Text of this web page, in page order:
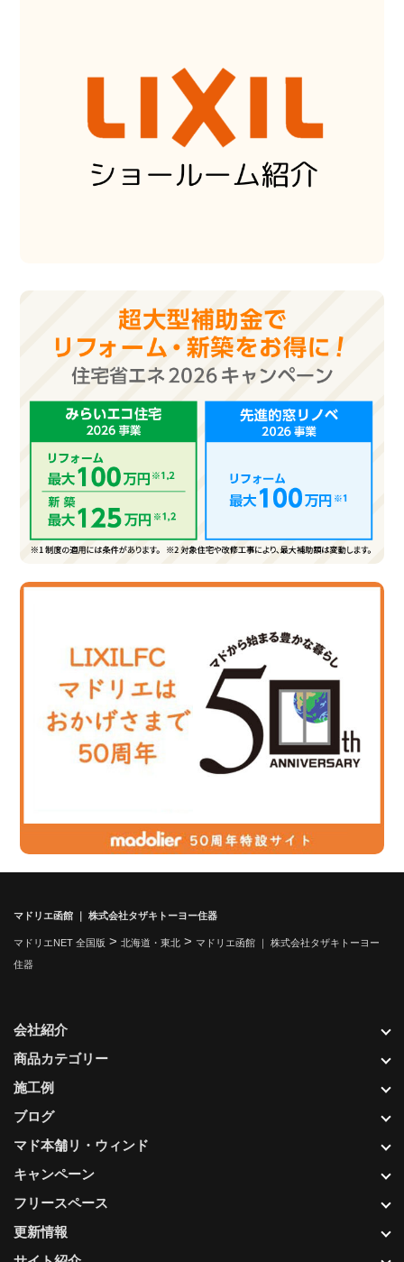
マドリエ函館 ｜ 株式会社タザキトーヨー住器
マドリエNET 全国版 > 北海道・東北 > マドリエ函館 ｜ 株式会社タザキトーヨー
住器
更新情報
会社紹介
商品カテゴリー
施工例
ブログ
マド本舗リ・ウィンド
キャンペーン
フリースペース